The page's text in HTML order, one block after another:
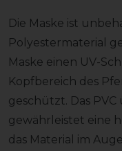
Die Maske ist
Polyestermaterial
Maske einen UV-
Kopfbereich des
geschützt. Das
gewährleistet eine
das Material im